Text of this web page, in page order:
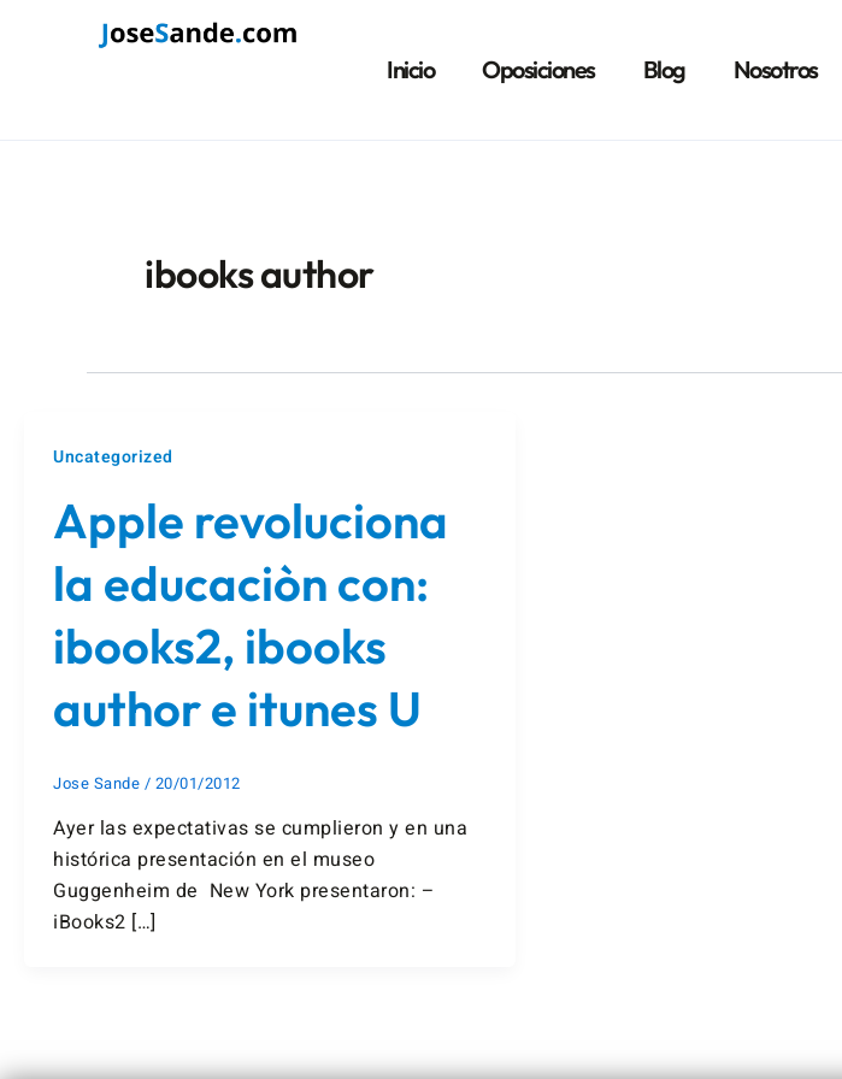
Inicio Oposiciones Blog Nosotros
ibooks author
Uncategorized
Apple revoluciona
la educaciòn con:
ibooks2, ibooks
author e itunes U
Jose Sande / 20/01/2012
Ayer las expectativas se cumplieron y en una
histórica presentación en el museo
Guggenheim de New York presentaron: –
iBooks2 […]